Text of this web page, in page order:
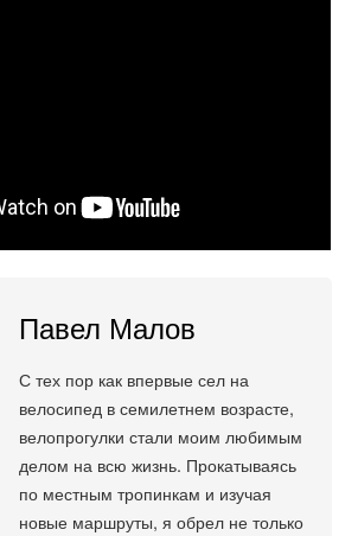
Павел Малов
С тех пор как впервые сел на
велосипед в семилетнем возрасте,
велопрогулки стали моим любимым
делом на всю жизнь. Прокатываясь
по местным тропинкам и изучая
новые маршруты, я обрел не только